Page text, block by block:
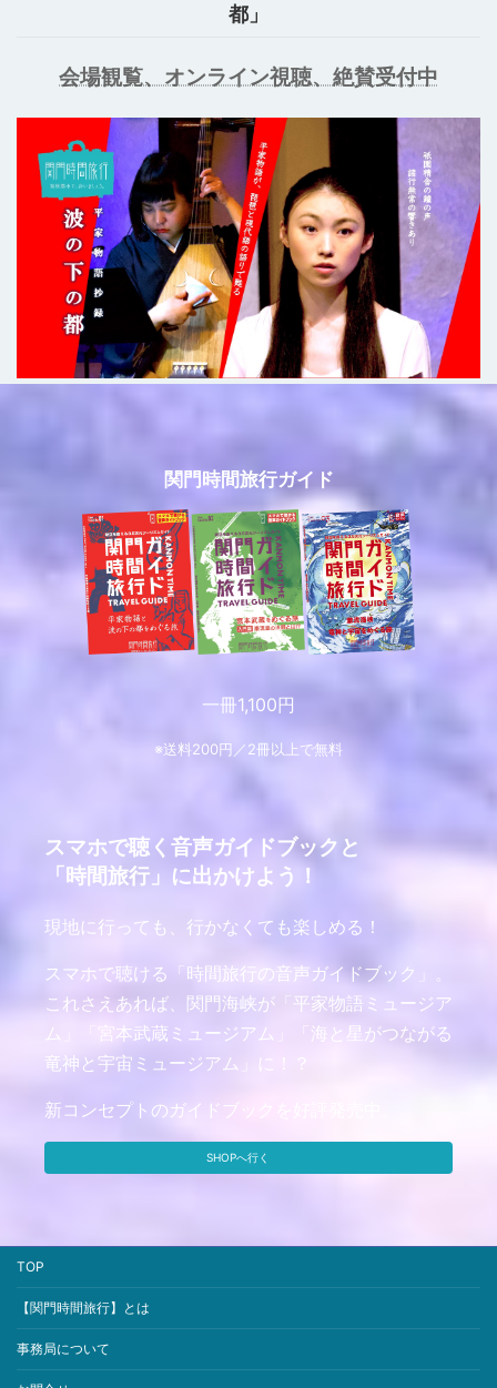
都」
会場観覧、オンライン視聴、絶賛受付中
関門時間旅行ガイド
一冊1,100円
※送料200円／2冊以上で無料
スマホで聴く音声ガイドブックと
「時間旅行」に出かけよう！
現地に行っても、行かなくても楽しめる！
スマホで聴ける「時間旅行の音声ガイドブック」。
これさえあれば、関門海峡が「平家物語ミュージア
ム」「宮本武蔵ミュージアム」「海と星がつながる
竜神と宇宙ミュージアム」に！？
新コンセプトのガイドブックを好評発売中。
SHOPへ行く
TOP
【関門時間旅行】とは
事務局について